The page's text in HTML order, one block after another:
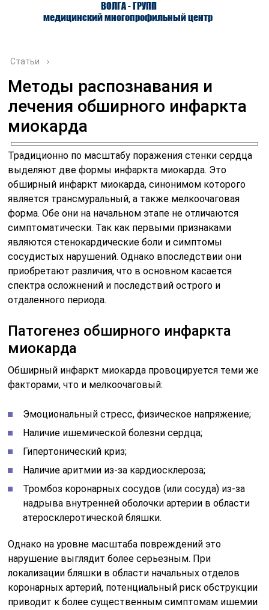
ВОЛГА - ГРУПП
медицинский многопрофильный центр
О ЦЕНТРЕ ВРАЧИ УСЛУГИ
Статьи ›
Методы распознавания и
лечения обширного инфаркта
миокарда
Традиционно по масштабу поражения стенки сердца
выделяют две формы инфаркта миокарда. Это
обширный инфаркт миокарда, синонимом которого
является трансмуральный, а также мелкоочаговая
форма. Обе они на начальном этапе не отличаются
симптоматически. Так как первыми признаками
являются стенокардические боли и симптомы
сосудистых нарушений. Однако впоследствии они
приобретают различия, что в основном касается
спектра осложнений и последствий острого и
отдаленного периода.
Патогенез обширного инфаркта
миокарда
Обширный инфаркт миокарда провоцируется теми же
факторами, что и мелкоочаговый:
Эмоциональный стресс, физическое напряжение;
Наличие ишемической болезни сердца;
Гипертонический криз;
Наличие аритмии из-за кардиосклероза;
Тромбоз коронарных сосудов (или сосуда) из-за
надрыва внутренней оболочки артерии в области
атеросклеротической бляшки.
Однако на уровне масштаба повреждений это
нарушение выглядит более серьезным. При
локализации бляшки в области начальных отделов
коронарных артерий, потенциальный риск обструкции
приводит к более существенным симптомам ишемии